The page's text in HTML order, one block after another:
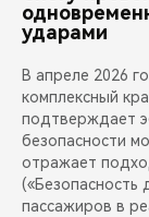
ударами
В апреле 2026
комплексный
подтверждает
безопасности
отражает
(«Безопасность
пассажиров в